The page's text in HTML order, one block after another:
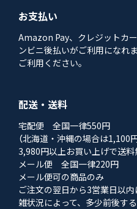
お支払い
Amazon Pay、クレジットカ
ンビニ後払いがご利用になれ
ご利用ください。
配送・送料
宅配便 全国一律550円
（北海道・沖縄の場合は1,100円
3,980円以上お買い上げで送料
メール便 全国一律220円
メール便可の商品のみ
ご注文の翌日から3営業日以
雑状況によって、多少前後す